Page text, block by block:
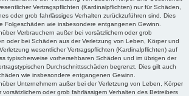
Vertragspflichten (Kardinalpflichten) nur für Schäden,
oder grob fahrlässiges Verhalten zurückzuführen sind. Dies
Folgeschäden wie insbesondere entgangenen Gewinn.
Verbrauchern außer bei vorsätzlichem oder grob
oder bei Schäden aus der Verletzung von Leben, Körper und
wesentlicher Vertragspflichten (Kardinalpflichten) auf
typischerweise vorhersehbaren Schäden und im übrigen der
Durchschnittsschäden begrenzt. Dies gilt auch
wie insbesondere entgangenen Gewinn.
Unternehmern außer bei der Verletzung von Leben, Körper
oder grob fahrlässigem Verhalten des Betreibers